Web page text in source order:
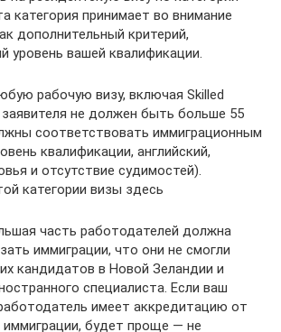
категория принимает во внимание
дополнительный критерий,
уровень вашей квалификации.
рабочую визу, включая Skilled
не должен быть больше 55
соответствовать иммиграционным
квалификации, английский,
и отсутствие судимостей).
категории визы здесь
часть работодателей должна
иммиграции, что они не смогли
кандидатов в Новой Зеландии и
специалиста. Если ваш
имеет аккредитацию от
иммиграции, будет проще — не